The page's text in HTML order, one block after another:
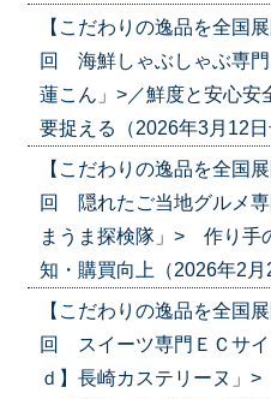
【こだわりの逸品を全国
回 海鮮しゃぶしゃぶ専
蓮こん」>／鮮度と安心安
要捉える（2026年3月12
【こだわりの逸品を全国
回 隠れたご当地グルメ専
まうま探検隊」> 作り手
知・購買向上（2026年2
【こだわりの逸品を全国
回 スイーツ専門ＥＣサイ
ｄ】長崎カステリーヌ」